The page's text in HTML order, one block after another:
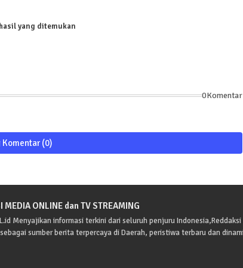
yang ditemukan
0Komentar
Komentar (0)
MEDIA ONLINE dan TV STREAMING
Menyajikan informasi terkini dari seluruh penjuru
sumber berita terpercaya di Daerah, peristiwa terbaru dan